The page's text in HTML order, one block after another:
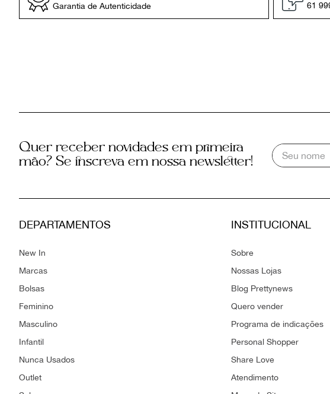
Garantia de Autenticidade 61
Quer receber novidades em primeira
mão? Se inscreva em nossa newsletter!
DEPARTAMENTOS
New In
Marcas
Bolsas
Feminino
Masculino
Infantil
Nunca Usados
Outlet
INSTITUCIONAL
Sobre
Nossas Lojas
Blog Prettynews
Quero vender
Programa de indicações
Personal Shopper
Share Love
Atendimento